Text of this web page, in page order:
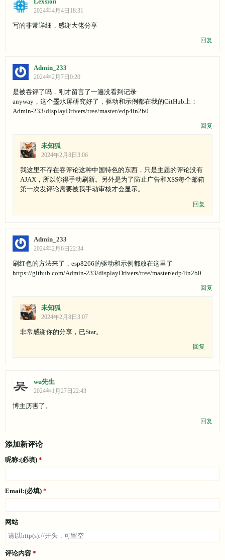
2024年4月4日18:31
写的非常详细，感谢大佬分享
回复
Admin_233
2024年2月7日0:20
是被吞评了吗，刚才留言了一遍没看到记录
anyway，这个墨水屏研究好了，驱动和示例都在我的GitHub上：
Admin-233/displayDrivers/tree/master/edp4in2b0
回复
未知狐
2024年2月8日3:06
我这里不存在吞评论这种中国特色的东西，只是主题的评论没有
AJAX，所以你得手动刷新。另外是为了防止广告和XSS每个邮箱
第一次发评论需要被我手动审核才会显示。
回复
Admin_233
2024年2月6日22:34
刷红色的方法来了，esp8266的驱动和示例都放在这里了
https://github.com/Admin-233/displayDrivers/tree/master/edp4in2b0
回复
未知狐
2024年2月8日3:07
非常感谢你的分享，已Star。
回复
wu先生
2024年1月27日22:43
博主历害了。
回复
添加新评论
昵称:(必填)
Email:(必填)
网站
评论内容